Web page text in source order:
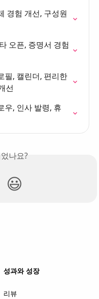
경험 개선, 구성원
오픈, 증명서 경험
필, 캘린더, 편리한
선
우, 인사 발령, 휴
나요?
😃
성과와 성장
리뷰